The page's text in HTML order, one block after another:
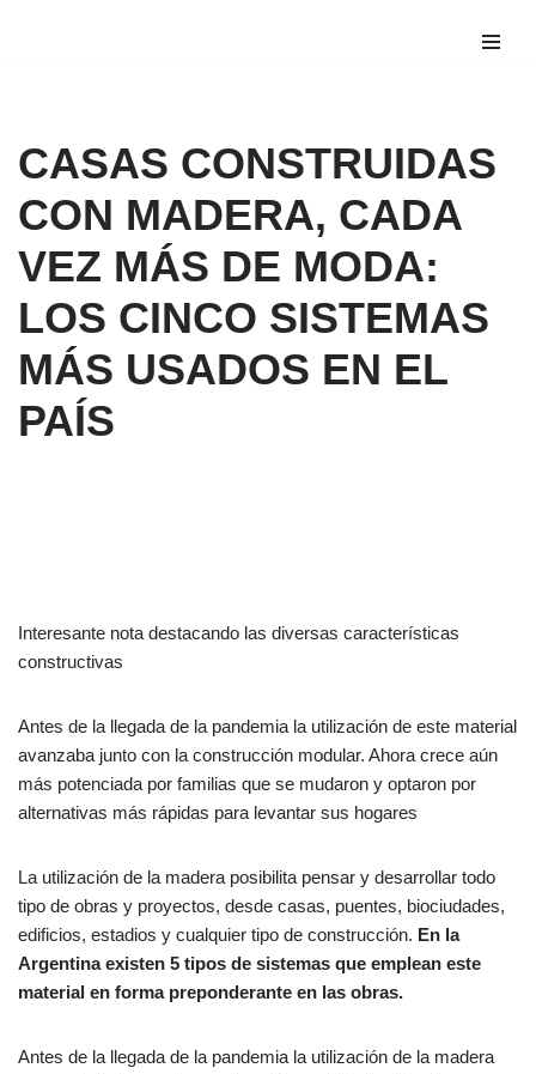
CASAS CONSTRUIDAS
CON MADERA, CADA
VEZ MÁS DE MODA:
LOS CINCO SISTEMAS
MÁS USADOS EN EL
PAÍS
Interesante nota destacando las diversas características
constructivas
Antes de la llegada de la pandemia la utilización de este material
avanzaba junto con la construcción modular. Ahora crece aún
más potenciada por familias que se mudaron y optaron por
alternativas más rápidas para levantar sus hogares
La utilización de la madera posibilita pensar y desarrollar todo
tipo de obras y proyectos, desde casas, puentes, biociudades,
edificios, estadios y cualquier tipo de construcción. En la
Argentina existen 5 tipos de sistemas que emplean este
material en forma preponderante en las obras.
Antes de la llegada de la pandemia la utilización de la madera